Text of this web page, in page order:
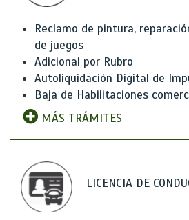
Reclamo de pintura,
de juegos
Adicional por Rubro
Autoliquidación Digital de
Baja de Habilitaciones
MÁS TRÁMITES
LICENCIA DE